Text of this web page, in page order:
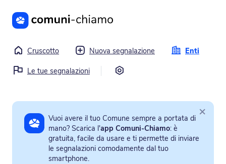
Vai al contenuto principale
Cruscotto Nuova segnalazione
Enti
Le tue segnalazioni
Vuoi avere il tuo Comune sempre a portata di
mano? Scarica l'app Comuni-Chiamo: è
gratuita, facile da usare e ti permette di inviare
le segnalazioni comodamente dal tuo
smartphone.
×